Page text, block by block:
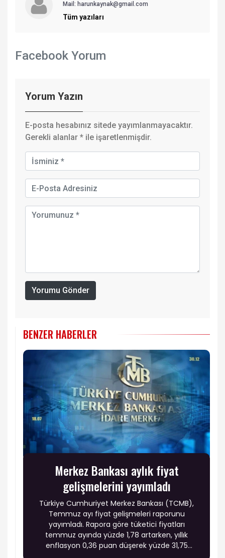
Mail: harunkaynak@gmail.com
Tüm yazıları
Facebook Yorum
Yorum Yazın
E-posta hesabınız sitede yayımlanmayacaktır.
Gerekli alanlar * ile işaretlenmişdir.
Yorumu Gönder
BENZER HABERLER
Merkez Bankası aylık fiyat
gelişmelerini yayımladı
Türkiye Cumhuriyet Merkez Bankası (TCMB),
Temmuz ayı fiyat gelişmeleri raporunu
yayımladı. Rapora göre tüketici fiyatları
temmuz ayında yüzde 1,78 artarken, yıllık
enflasyon 0,36 puan düşerek yüzde 31,75